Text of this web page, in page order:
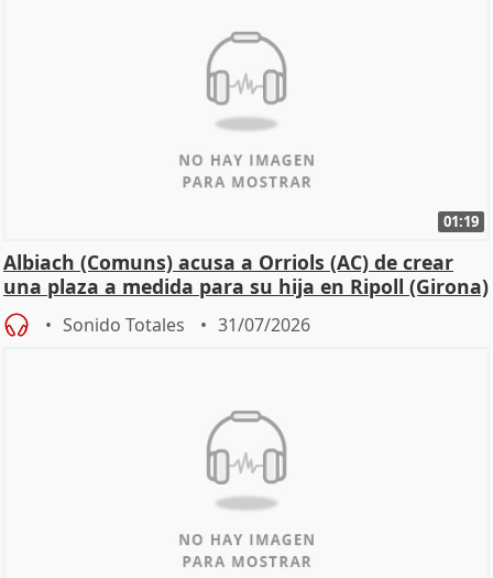
01:19
Albiach (Comuns) acusa a Orriols (AC) de crear
una plaza a medida para su hija en Ripoll (Girona)
Sonido Totales 31/07/2026